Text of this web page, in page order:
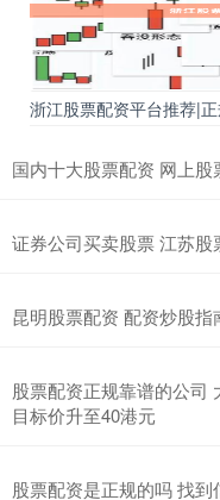
浙江股票配资平台推荐|
国内十大股票配资 网上
证券公司买卖股票 江苏
昆明股票配资 配资炒股
股票配资正规靠谱的公司
目标价升至40港元
股票配资是正规的吗 找